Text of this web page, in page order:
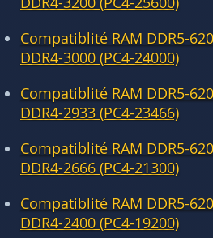
Compatiblité RAM DDR5-
DDR4-3000 (PC4-24000)
Compatiblité RAM DDR5-
DDR4-2933 (PC4-23466)
Compatiblité RAM DDR5-
DDR4-2666 (PC4-21300)
Compatiblité RAM DDR5-
DDR4-2400 (PC4-19200)